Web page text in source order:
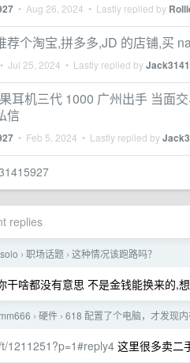
• Aug 26, 2024 • Lastly replied by
荐个淘宝,拼多多,JD 的店铺,买
• Jul 25, 2024 • Lastly replied by
耳机三代 1000 广州出手 当面
信
• Feb 5, 2024 • Lastly replied by
replies
› 职场话题 › 这种情况该跑路吗？
干啥都没有意思 不是金钱能换来的,
› 硬件 › 618 配置了个电脑，才发现
1211251?p=1#reply4这里很多卖二